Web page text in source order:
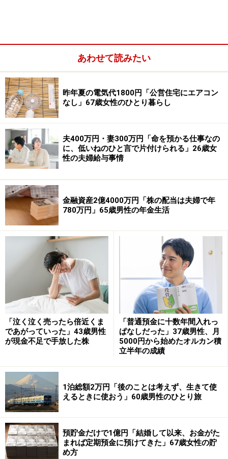
その他（企業年金や個人年金保険など）：なし
配偶者の年金や収入：なし
「ほとんどの月で生活費が足りない」
現在の年金額について満足しているか、の問いに「満足
していない」と回答した今回の投稿者。
その理由として「妻が病弱なため生活が苦しい」と語っ
ています。
ひと月の支出は約「12万円」。年金だけでは「ほとんど
の月で足りない」と回答されています。
「100万円以下のアルバイトで生計を立てて
いる」
年金で足りない支出については「預金から切り崩し」を
しているという投稿者。
また「簡単な仕分けのパートタイム」も行っているとの
あわせて読みたい
昨年夏の電気代1800円「公営住宅にエアコン
なし」67歳女性のひとり暮らし
夫400万円・妻300万円「命を預かる仕事なの
に、低いねのひと言で片付けられる」26歳女
性の夫婦給与事情
金融資産2億4000万円「株の配当は夫婦で年
780万円」65歳男性の年金生活
「泣く泣く売ったら倍近くま
であがっていった」43歳男性
が現金不足で手放した株
「普通預金に十数年間入れっ
ぱなしだった」37歳男性、月
5000円から始めたオルカン積
立半年の成績
1泊総額2万円「後のことは考えず、生きて使
えるときに使おう」60歳男性のひとり旅
預貯金だけで1億円「結婚して以来、お金がた
まれば定期預金に預けてきた」67歳女性の貯
め方